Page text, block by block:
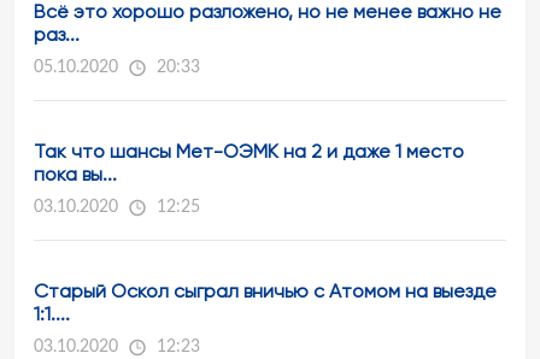
Всё это хорошо разложено, но не менее важно не
раз...
05.10.2020 20:33
Так что шансы Мет-ОЭМК на 2 и даже 1 место
пока вы...
03.10.2020 12:25
Старый Оскол сыграл вничью с Атомом на выезде
1:1....
03.10.2020 12:23